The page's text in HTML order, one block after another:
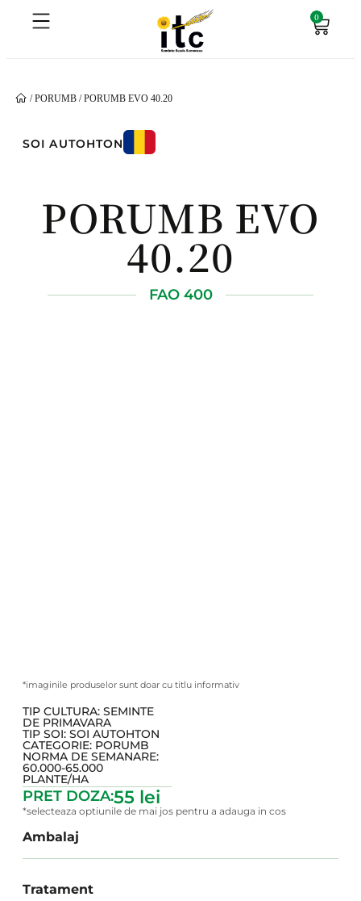
0
/PORUMB / PORUMB EVO 40.20
SOI AUTOHTON
PORUMB EVO
40.20
FAO 400
*imaginile produselor sunt doar cu titlu informativ
TIP CULTURA: SEMINTE
DE PRIMAVARA
TIP SOI: SOI AUTOHTON
CATEGORIE: PORUMB
NORMA DE SEMANARE:
60.000-65.000
PLANTE/HA
PRET DOZA:55 lei
*selecteaza optiunile de mai jos pentru a adauga in cos
Ambalaj
Tratament